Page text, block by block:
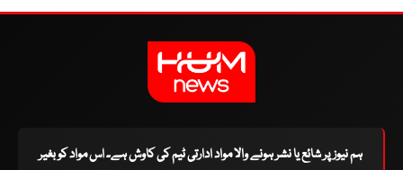
ہم نیوز پر شائع یا نشر ہونے والا مواد ادارتی ٹیم کی کاوش ہے۔ اس مواد کو بغیر